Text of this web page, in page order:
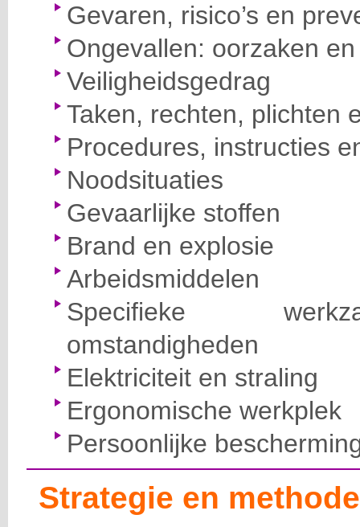
Gevaren, risico’s en
Ongevallen: oorzaken
Veiligheidsgedrag
Taken, rechten, plichten
Procedures, instructies
Noodsituaties
Gevaarlijke stoffen
Brand en explosie
Arbeidsmiddelen
Specifieke
omstandigheden
Elektriciteit en straling
Ergonomische werkplek
Persoonlijke
Strategie en